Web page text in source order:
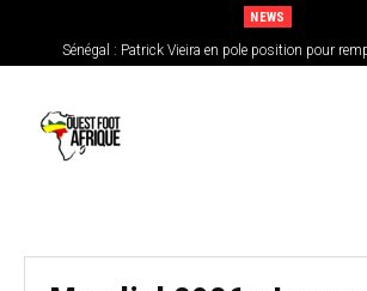
NEWS
Sénégal : Patrick Vieira en pole position pour
CAN féminine 2026 : le Nigeria en favori, le
chances de l’Afrique de